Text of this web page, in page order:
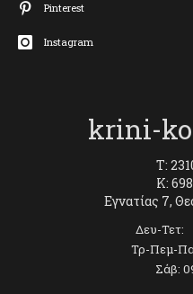
Pinterest
Instagram
krini-
T:
K:
Εγνατίας 7,
Δευ-
Τρ-Πεμ-
Σάβ: